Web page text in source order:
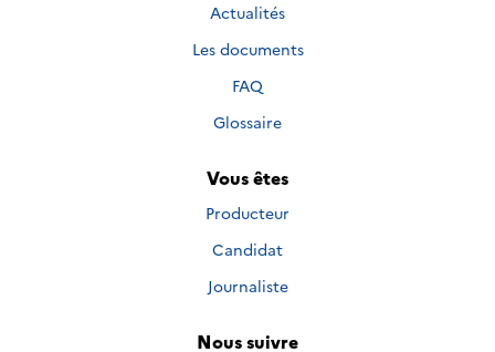
Actualités
Les documents
FAQ
Glossaire
Vous êtes
Producteur
Candidat
Journaliste
Nous suivre